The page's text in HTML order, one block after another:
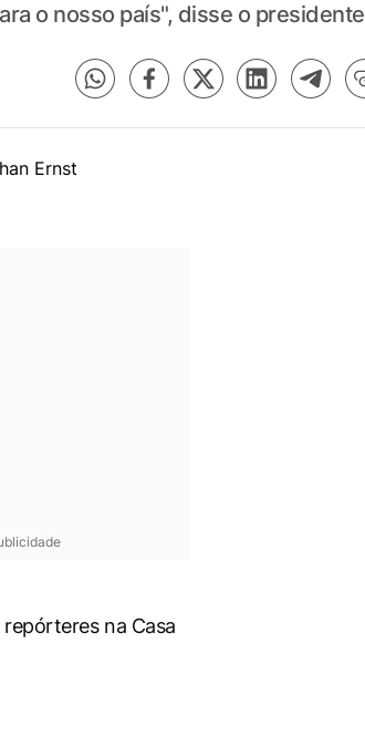
o nosso país", disse o presidente
repórteres na Casa